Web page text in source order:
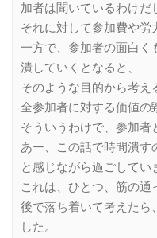
加者は聞いているわけだ
それに対して参加費や労
一方で、参加者の面白く
潰していくとなると、
そのような目的から考え
全参加者に対する価値の
そういうわけで、参加者
あー、この話で時間潰す
と感じながら過ごしてい
これは、ひとつ、筋の通
後で落ち着いて考えたら
した。